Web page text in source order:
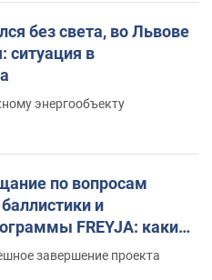
без света, во Львове
ситуация в
энергообъекту
по вопросам
и
FREYJA: какие
завершение проекта